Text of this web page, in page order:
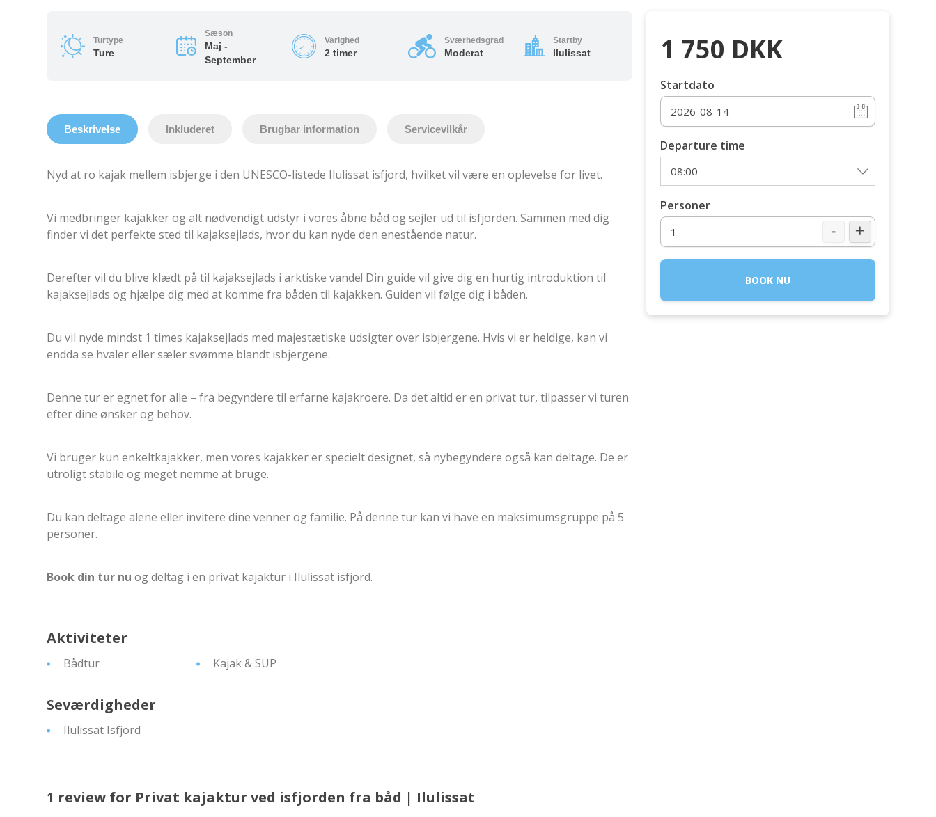
Turtype
Ture
Sæson
Maj -
September
Varighed
2 timer
Sværhedsgrad
Moderat
Startby
Ilulissat
Beskrivelse Inkluderet Brugbar information Servicevilkår
Nyd at ro kajak mellem isbjerge i den UNESCO-listede Ilulissat isfjord, hvilket vil være en oplevelse for livet.
Vi medbringer kajakker og alt nødvendigt udstyr i vores åbne båd og sejler ud til isfjorden. Sammen med dig
finder vi det perfekte sted til kajaksejlads, hvor du kan nyde den enestående natur.
Derefter vil du blive klædt på til kajaksejlads i arktiske vande! Din guide vil give dig en hurtig introduktion til
kajaksejlads og hjælpe dig med at komme fra båden til kajakken. Guiden vil følge dig i båden.
Du vil nyde mindst 1 times kajaksejlads med majestætiske udsigter over isbjergene. Hvis vi er heldige, kan vi
endda se hvaler eller sæler svømme blandt isbjergene.
Denne tur er egnet for alle – fra begyndere til erfarne kajakroere. Da det altid er en privat tur, tilpasser vi turen
efter dine ønsker og behov.
Vi bruger kun enkeltkajakker, men vores kajakker er specielt designet, så nybegyndere også kan deltage. De er
utroligt stabile og meget nemme at bruge.
Du kan deltage alene eller invitere dine venner og familie. På denne tur kan vi have en maksimumsgruppe på 5
personer.
Book din tur nu og deltag i en privat kajaktur i Ilulissat isfjord.
Aktiviteter
Bådtur Kajak & SUP
Seværdigheder
Ilulissat Isfjord
1 review for Privat kajaktur ved isfjorden fra båd | Ilulissat
1 750 DKK
Startdato
Departure time
Personer
+
-
BOOK NU